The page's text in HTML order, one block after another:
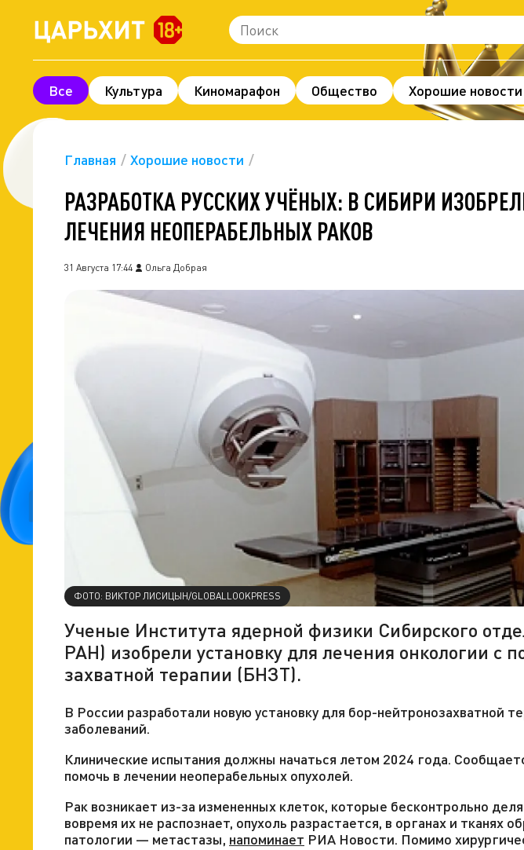
Все Культура Киномарафон Общество Хорошие новости
Шоу-бизнес
Технологии и наука Легенды и факты
Главная Хорошие новости
РАЗРАБОТКА РУССКИХ УЧЁНЫХ: В СИБИРИ
ЛЕЧЕНИЯ НЕОПЕРАБЕЛЬНЫХ РАКОВ
31 Августа 17:44 Ольга Добрая
ФОТО: ВИКТОР ЛИСИЦЫН/GLOBALLOOKPRESS
Ученые Института ядерной физики Сибирского
РАН) изобрели установку для лечения онкологии с
захватной терапии (БНЗТ).
В России разработали новую установку для бор-нейтронозахватной
заболеваний.
Клинические испытания должны начаться летом 2024 года.
помочь в лечении неоперабельных опухолей.
Рак возникает из-за измененных клеток, которые бесконтрольно
вовремя их не распознает, опухоль разрастается, в органах и тканях
патологии — метастазы, напоминает РИА Новости. Помимо